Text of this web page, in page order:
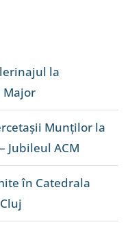
la
Major
Munților la
Jubileul ACM
în Catedrala